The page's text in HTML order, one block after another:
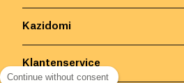
Kazidomi
Klantenservice
Continue without consent